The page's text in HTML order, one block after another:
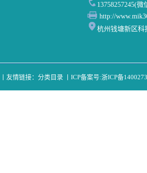
13758257245(微
http://
杭州钱塘新区科
友情链接： 分类目录 ICP备案号:浙ICP备